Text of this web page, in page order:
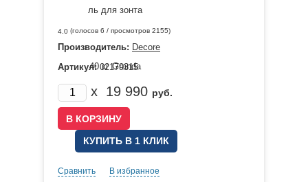
4.0 (голосов 6 / просмотров 2155)
Производитель: Decore
Артикул:02179315
x 19 990 руб.
КУПИТЬ В 1 КЛИК
Сравнить В избранное